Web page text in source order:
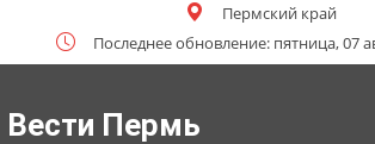
Пермский край
Последнее обновление: пятница, 07
Вести Пермь